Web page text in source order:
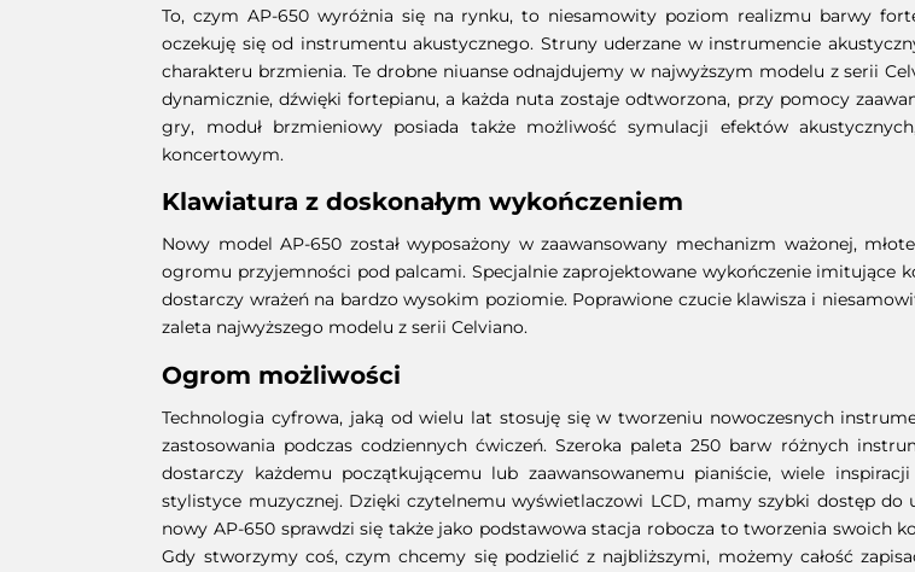
To, czym AP-650 wyróżnia się na rynku, to niesamowity poziom realizmu barwy
oczekuję się od instrumentu akustycznego. Struny uderzane w instrumencie
charakteru brzmienia. Te drobne niuanse odnajdujemy w najwyższym modelu z serii
dynamicznie, dźwięki fortepianu, a każda nuta zostaje odtworzona, przy pomocy
gry, moduł brzmieniowy posiada także możliwość symulacji efektów
koncertowym.
Klawiatura z doskonałym wykończeniem
Nowy model AP-650 został wyposażony w zaawansowany mechanizm ważonej,
ogromu przyjemności pod palcami. Specjalnie zaprojektowane wykończenie imitujące
dostarczy wrażeń na bardzo wysokim poziomie. Poprawione czucie klawisza i
zaleta najwyższego modelu z serii Celviano.
Ogrom możliwości
Technologia cyfrowa, jaką od wielu lat stosuję się w tworzeniu nowoczesnych
zastosowania podczas codziennych ćwiczeń. Szeroka paleta 250 barw różnych
dostarczy każdemu początkującemu lub zaawansowanemu pianiście, wiele
stylistyce muzycznej. Dzięki czytelnemu wyświetlaczowi LCD, mamy szybki dostęp do
nowy AP-650 sprawdzi się także jako podstawowa stacja robocza to tworzenia swoich
Gdy stworzymy coś, czym chcemy się podzielić z najbliższymi, możemy całość